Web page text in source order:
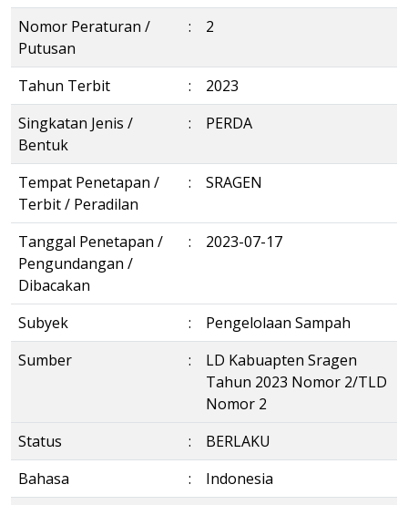
Nomor Peraturan /
Putusan
: 2
Tahun Terbit :
2023
Singkatan Jenis /
Bentuk
: PERDA
Tempat Penetapan /
Terbit / Peradilan
: SRAGEN
Tanggal Penetapan /
Pengundangan /
Dibacakan
: 2023-07-17
Subyek :
Pengelolaan Sampah
Sumber
:
LD Kabuapten Sragen
Tahun 2023 Nomor 2/TLD
Nomor 2
Status
:
BERLAKU
Bahasa
:
Indonesia